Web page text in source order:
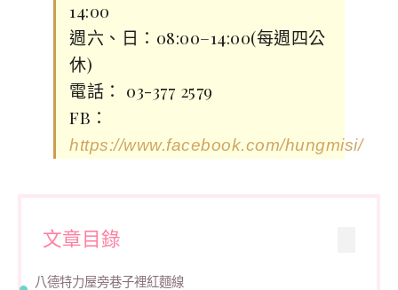
14:00
週六、日：08:00–14:00(每週四公
休)
電話： 03-377 2579
FB：
https://www.facebook.com/hungmisi/
文章目錄
八德特力屋旁巷子裡紅麵線